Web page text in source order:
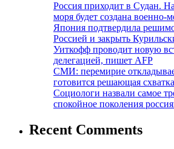
Россия приходит в Судан.
моря будет создана военно-
Япония подтвердила
Россией и закрыть
Уиткофф проводит новую
делегацией, пишет AFP
СМИ: перемирие
готовится решающая схватка
Социологи назвали самое
спокойное поколения
Recent Comments